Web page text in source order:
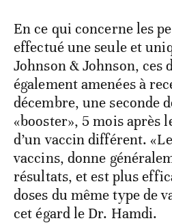
En ce qui concerne les
effectué une seule et
Johnson & Johnson, ces
également amenées à
décembre, une seconde
«booster», 5 mois après
d’un vaccin différent.
vaccins, donne
résultats, et est plus
doses du même type de
cet égard le Dr. Hamdi.